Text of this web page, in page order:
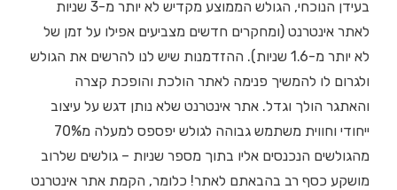
בעידן הנוכחי, הגולש הממוצע מקדיש לא יותר מ-3 שניות
לאתר אינטרנט (ומחקרים חדשים מצביעים אפילו על זמן של
לא יותר מ-1.6 שניות). ההזדמנות שיש לנו להרשים את הגולש
ולגרום לו להמשיך פנימה לאתר הולכת והופכת קצרה
והאתגר הולך וגדל. אתר אינטרנט שלא נותן דגש על עיצוב
ייחודי וחווית משתמש גבוהה לגולש יפספס למעלה מ70%
מהגולשים הנכנסים אליו בתוך מספר שניות – גולשים שלרוב
מושקע כסף רב בהבאתם לאתר! כלומר, הקמת אתר אינטרנט